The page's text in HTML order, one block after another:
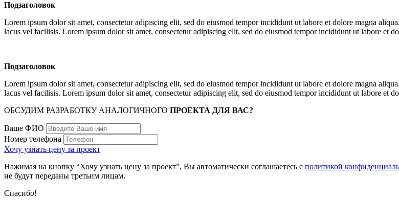
Подзаголовок
Lorem ipsum dolor sit amet, consectetur adipiscing elit, sed do eiusmod tempor incididunt ut labore et dolore magna
lacus vel facilisis. Lorem ipsum dolor sit amet, consectetur adipiscing elit, sed do eiusmod tempor incididunt ut labore et
Подзаголовок
Lorem ipsum dolor sit amet, consectetur adipiscing elit, sed do eiusmod tempor incididunt ut labore et dolore magna
lacus vel facilisis. Lorem ipsum dolor sit amet, consectetur adipiscing elit, sed do eiusmod tempor incididunt ut labore et
ОБСУДИМ РАЗРАБОТКУ АНАЛОГИЧНОГО ПРОЕКТА ДЛЯ ВАС?
Ваше ФИО
Номер телефона
Хочу узнать цену за проект
Нажимая на кнопку “Хочу узнать цену за проект”, Вы автоматически соглашаетесь с политикой
не будут переданы третьим лицам.
Спасибо!